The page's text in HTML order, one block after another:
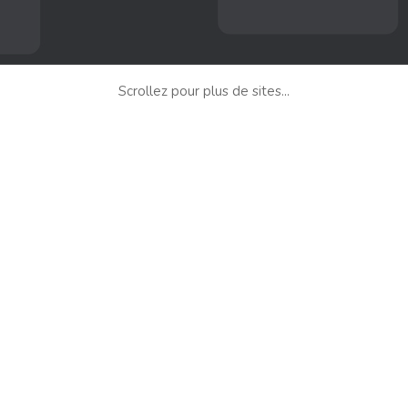
Scrollez pour plus de sites...